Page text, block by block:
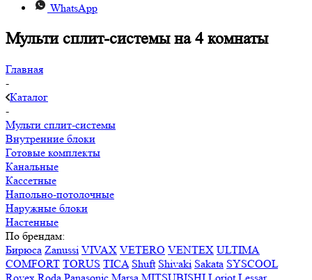
WhatsApp
Мульти сплит-системы на 4 комнаты
Главная
-
Каталог
-
Мульти сплит-системы
Внутренние блоки
Готовые комплекты
Канальные
Кассетные
Напольно-потолочные
Наружные блоки
Настенные
По брендам:
Бирюса Zanussi VIVAX VETERO VENTEX ULTIMA
COMFORT TORUS TICA Shuft Shivaki Sakata SYSCOOL